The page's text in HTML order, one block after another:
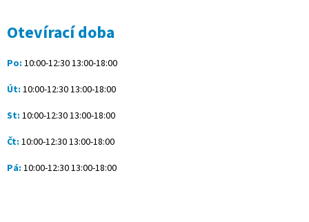
Otevírací doba
Po: 10:00-12:30 13:00-18:00
Út: 10:00-12:30 13:00-18:00
St: 10:00-12:30 13:00-18:00
Čt: 10:00-12:30 13:00-18:00
Pá: 10:00-12:30 13:00-18:00